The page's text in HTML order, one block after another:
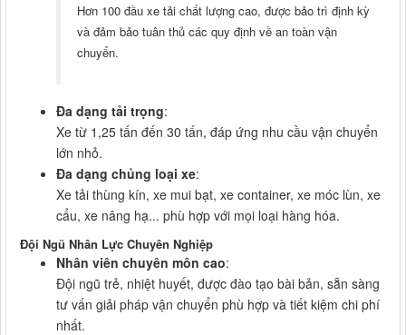
Hơn 100 đầu xe tải chất lượng cao, được bảo trì định kỳ
và đảm bảo tuân thủ các quy định về an toàn vận
chuyển.
Đa dạng tải trọng:
Xe từ 1,25 tấn đến 30 tấn, đáp ứng nhu cầu vận chuyển
lớn nhỏ.
Đa dạng chủng loại xe:
Xe tải thùng kín, xe mui bạt, xe container, xe móc lùn, xe
cẩu, xe nâng hạ... phù hợp với mọi loại hàng hóa.
Đội Ngũ Nhân Lực Chuyên Nghiệp
Nhân viên chuyên môn cao:
Đội ngũ trẻ, nhiệt huyết, được đào tạo bài bản, sẵn sàng
tư vấn giải pháp vận chuyển phù hợp và tiết kiệm chi phí
nhất.